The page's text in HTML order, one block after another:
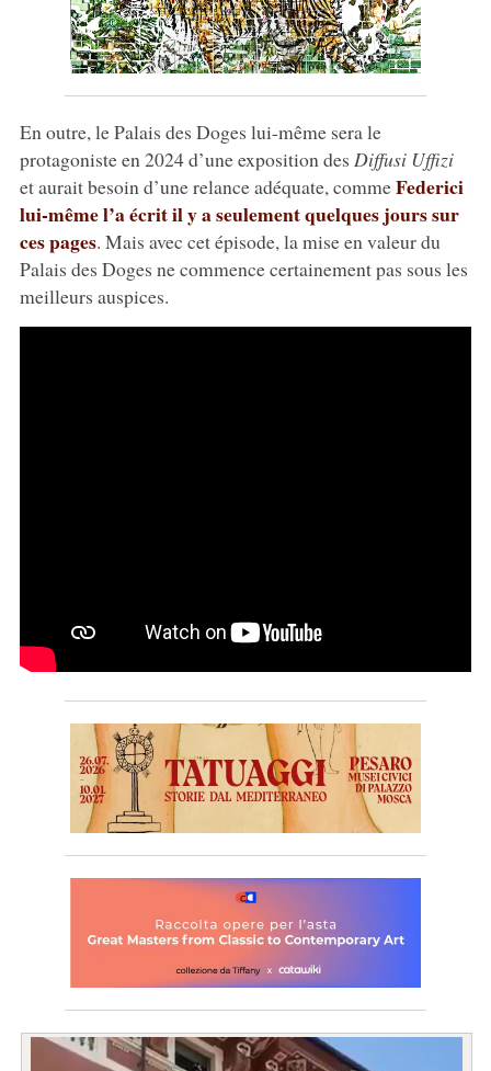
En outre, le Palais des Doges lui-même sera le
protagoniste en 2024 d’une exposition des Diffusi Uffizi
et aurait besoin d’une relance adéquate, commeFederici
lui-même l’a écrit il y a seulement quelques jours sur
ces pages. Mais avec cet épisode, la mise en valeur du
Palais des Doges ne commence certainement pas sous les
meilleurs auspices.